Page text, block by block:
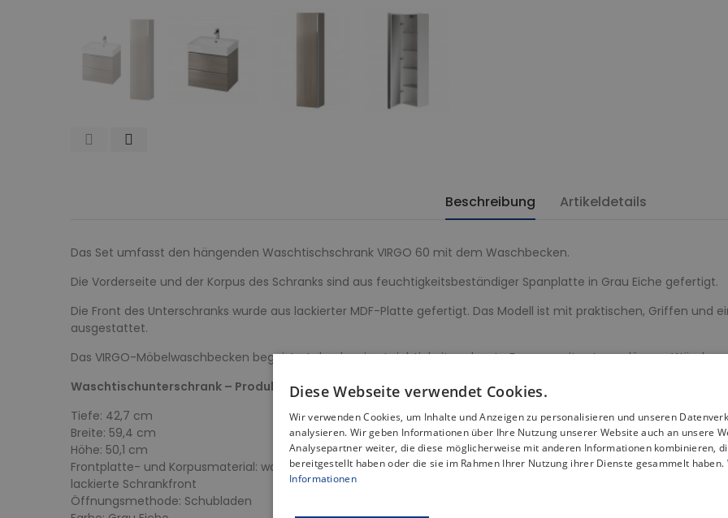
Beschreibung Artikeldetails
Das Set umfasst den hängenden Waschtischschrank VIRGO 60 mit dem Waschbecken.
Die Vorderseite und der Korpus des Schranks sind aus feuchtigkeitsbeständiger Spanplatte in Grau Eiche gefertigt.
Die Front des Unterschranks wurde aus lackierter MDF-Platte gefertigt. Das Modell ist mit praktischen, Griffen und
ausgestattet.
Das VIRGO-Möbelwaschbecken begeistert durch seine Leichtigkeit und zarte Formen mit extrem dünnen Wänden.
Waschtischunterschrank – Produkteigenschaften:
Tiefe: 42,7 cm
Breite: 59,4 cm
Höhe: 50,1 cm
Frontplatte- und Korpusmaterial: wasserfeste Spanplatte
lackierte Schrankfront
Öffnungsmethode: Schubladen
Diese Webseite verwendet Cookies.
Wir verwenden Cookies, um Inhalte und Anzeigen zu personalisieren und unseren
analysieren. Wir geben Informationen über Ihre Nutzung unserer Website auch an unsere
Analysepartner weiter, die diese möglicherweise mit anderen Informationen kombinieren,
bereitgestellt haben oder die sie im Rahmen Ihrer Nutzung ihrer Dienste gesammelt haben.
Informationen